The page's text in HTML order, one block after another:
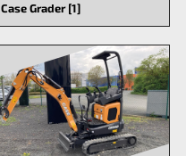
Case Grader [1]